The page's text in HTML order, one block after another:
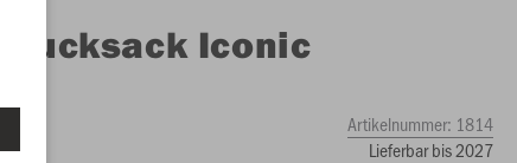
Rucksack Iconic
Artikelnummer: 1814
Lieferbar bis 2027